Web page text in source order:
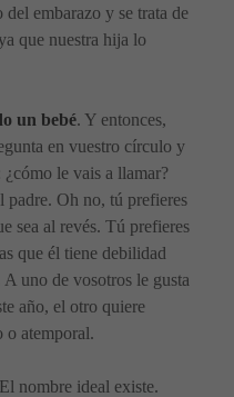
del embarazo y se trata de
que nuestra hija lo
un bebé. Y entonces,
en vuestro círculo y
le vais a llamar?
padre. Oh no, tú prefieres
sea al revés. Tú prefieres
que él tiene debilidad
uno de vosotros le gusta
año, el otro quiere
o atemporal.
nombre ideal existe.